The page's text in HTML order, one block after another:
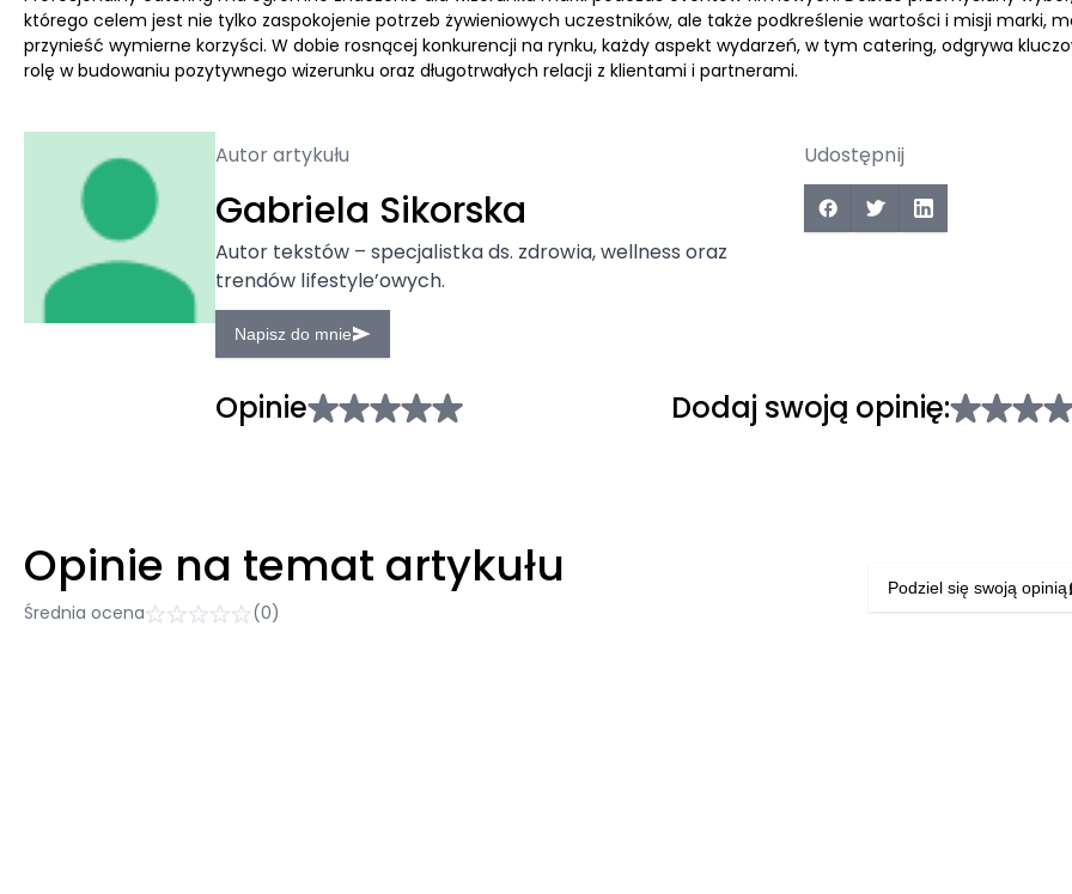
którego celem jest nie tylko zaspokojenie potrzeb żywieniowych uczestników, ale także podkreślenie wartości i misji marki,
przynieść wymierne korzyści. W dobie rosnącej konkurencji na rynku, każdy aspekt wydarzeń, w tym catering, odgrywa
rolę w budowaniu pozytywnego wizerunku oraz długotrwałych relacji z klientami i partnerami.
Autor artykułu
Gabriela Sikorska
Autor tekstów – specjalistka ds. zdrowia, wellness oraz
trendów lifestyle’owych.
Napisz do mnie
Udostępnij
Opinie Dodaj swoją opinię:
Opinie na temat artykułu
Średnia ocena (0)
Podziel się swoją opinią